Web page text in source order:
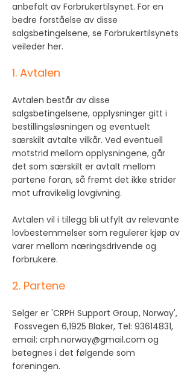
anbefalt av Forbrukertilsynet. For en
bedre forståelse av disse
salgsbetingelsene, se Forbrukertilsynets
veileder her.
1. Avtalen
Avtalen består av disse
salgsbetingelsene, opplysninger gitt i
bestillingsløsningen og eventuelt
særskilt avtalte vilkår. Ved eventuell
motstrid mellom opplysningene, går
det som særskilt er avtalt mellom
partene foran, så fremt det ikke strider
mot ufravikelig lovgivning.
Avtalen vil i tillegg bli utfylt av relevante
lovbestemmelser som regulerer kjøp av
varer mellom næringsdrivende og
forbrukere.
2. Partene
Selger er 'CRPH Support Group, Norway',
Fossvegen 6,1925 Blaker, Tel: 93614831,
email: crph.norway@gmail.com og
betegnes i det følgende som
foreningen.